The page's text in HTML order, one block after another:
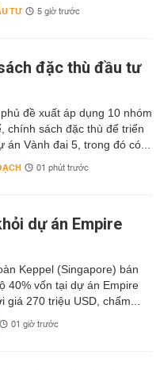
TƯ 5 giờ trước
đặc thù đầu tư
đề xuất áp dụng 10 nhóm
chính sách đặc thù để triển
án Vành đai 5, trong đó có...
01 phút trước
dự án Empire
Keppel (Singapore) bán
40% vốn tại dự án Empire
giá 270 triệu USD, chấm...
01 giờ trước